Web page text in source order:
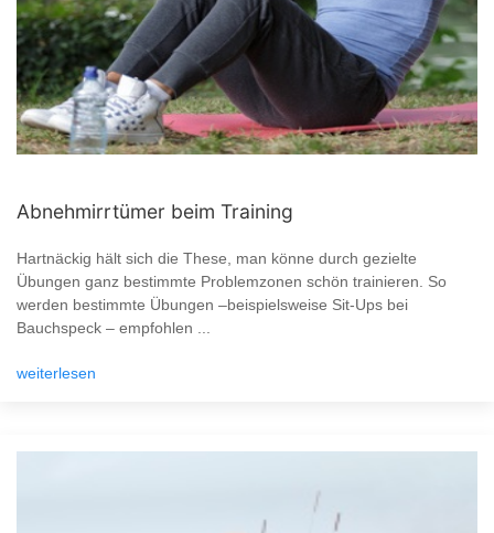
Abnehmirrtümer beim Training
Hartnäckig hält sich die These, man könne durch gezielte
Übungen ganz bestimmte Problemzonen schön trainieren. So
werden bestimmte Übungen –beispielsweise Sit-Ups bei
Bauchspeck – empfohlen ...
weiterlesen